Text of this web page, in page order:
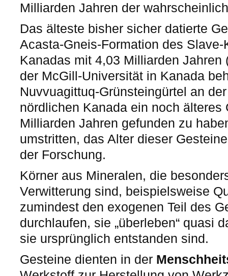
Milliarden Jahren der
Das älteste bisher sicher datierte
Acasta-Gneis-Formation des
Kanadas mit 4,03 Milliarden Jahren
der McGill-Universität in Kanada
Nuvvuagittuq-Grünsteingürtel an
nördlichen Kanada ein noch älteres
Milliarden Jahren gefunden zu
umstritten, das Alter dieser
der Forschung.
Körner aus Mineralen, die
Verwitterung sind, beispielsweise
zumindest den exogenen Teil des
durchlaufen, sie „überleben“ quasi
sie ursprünglich entstanden sind.
Gesteine dienten in der